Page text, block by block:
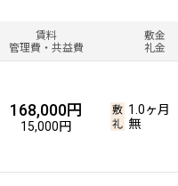
賃料
管理費・共益費
敷金
礼金
168,000円
15,000円
1.0ヶ月
無